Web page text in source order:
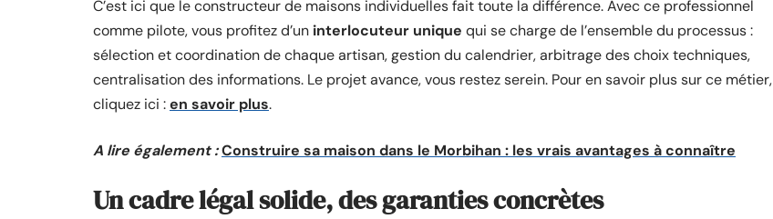
C’est ici que le constructeur de maisons individuelles fait toute la différence. Avec ce professionnel
comme pilote, vous profitez d’un interlocuteur unique qui se charge de l’ensemble du processus :
sélection et coordination de chaque artisan, gestion du calendrier, arbitrage des choix techniques,
centralisation des informations. Le projet avance, vous restez serein. Pour en savoir plus sur ce métier,
cliquez ici :en savoir plus.
A lire également :Construire sa maison dans le Morbihan : les vrais avantages à connaître
Un cadre légal solide, des garanties concrètes